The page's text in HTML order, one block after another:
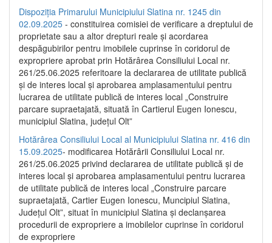
Dispoziția Primarului Municipiului Slatina nr. 1245 din
02.09.2025 - constituirea comisiei de verificare a dreptului de
proprietate sau a altor drepturi reale și acordarea
despăgubirilor pentru imobilele cuprinse în coridorul de
expropriere aprobat prin Hotărârea Consiliului Local nr.
261/25.06.2025 referitoare la declararea de utilitate publică
și de interes local și aprobarea amplasamentului pentru
lucrarea de utilitate publică de interes local „Construire
parcare supraetajată, situată în Cartierul Eugen Ionescu,
municipiul Slatina, județul Olt”
Hotărârea Consiliului Local al Municipiului Slatina nr. 416 din
15.09.2025- modificarea Hotărârii Consiliului Local nr.
261/25.06.2025 privind declararea de utilitate publică și de
interes local și aprobarea amplasamentului pentru lucrarea
de utilitate publică de interes local „Construire parcare
supraetajată, Cartier Eugen Ionescu, Muncipiul Slatina,
Județul Olt”, situat în municipiul Slatina și declanșarea
procedurii de expropriere a imobilelor cuprinse în coridorul
de expropriere